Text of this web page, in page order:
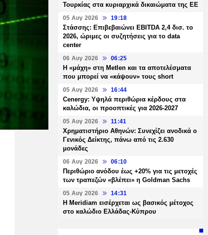
Τουρκίας στα κυριαρχικά δικαιώματα της ΕΕ
05 Αυγ 2026 19:18
Στάσσης: Επιβεβαιώνει EBITDA 2,4 δισ. το
2026, ώριμες οι συζητήσεις για το data
center
06 Αυγ 2026 06:25
H «μάχη» στη Metlen και τα αποτελέσματα
που μπορεί να «κάψουν» τους short
05 Αυγ 2026 16:44
Cenergy: Υψηλά περιθώρια κέρδους στα
καλώδια, οι προοπτικές για 2026-2027
05 Αυγ 2026 11:41
Χρηματιστήριο Αθηνών: Συνεχίζει ανοδικά ο
Γενικός Δείκτης, πάνω από τις 2.630
μονάδες
06 Αυγ 2026 06:10
Περιθώριο ανόδου έως +20% για τις μετοχές
των τραπεζών «βλέπει» η Goldman Sachs
05 Αυγ 2026 14:31
Η Meridiam εισέρχεται ως βασικός μέτοχος
στο καλώδιο Ελλάδας-Κύπρου